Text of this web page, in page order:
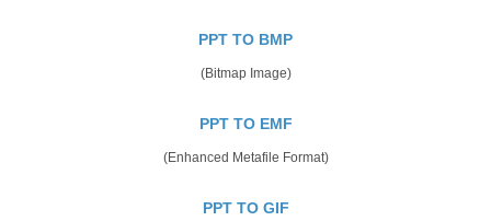
PPT TO BMP
(Bitmap Image)
PPT TO EMF
(Enhanced Metafile Format)
PPT TO GIF